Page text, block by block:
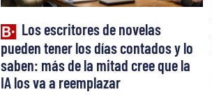
Los escritores de novelas
pueden tener los días contados y lo
saben: más de la mitad cree que la
IA los va a reemplazar